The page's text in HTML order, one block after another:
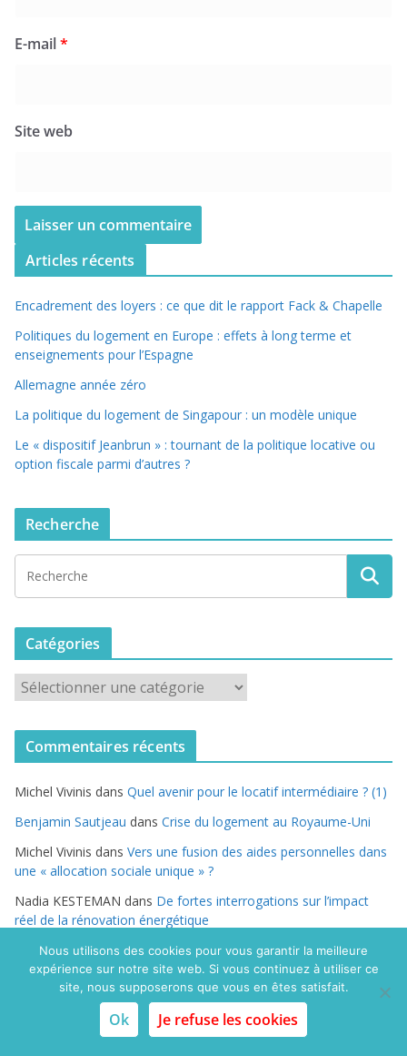
E-mail*
Site web
Articles récents
Encadrement des loyers : ce que dit le rapport Fack & Chapelle
Politiques du logement en Europe : effets à long terme et
enseignements pour l’Espagne
Allemagne année zéro
La politique du logement de Singapour : un modèle unique
Le « dispositif Jeanbrun » : tournant de la politique locative ou
option fiscale parmi d’autres ?
Recherche
Catégories
a
t
o
r
e
Commentaires récents
Michel Vivinis dans Quel avenir pour le locatif intermédiaire ? (1)
Benjamin Sautjeau dans Crise du logement au Royaume-Uni
Michel Vivinis dans Vers une fusion des aides personnelles dans
une « allocation sociale unique » ?
Nadia KESTEMAN dans De fortes interrogations sur l’impact
réel de la rénovation énergétique
Alain Weberdans Gestion des réservations de logements
sociaux : l’Etat mauvais joueur ?
Nous utilisons des cookies pour vous garantir la meilleure
expérience sur notre site web. Si vous continuez à utiliser ce
site, nous supposerons que vous en êtes satisfait.
Ok Je refuse les cookies